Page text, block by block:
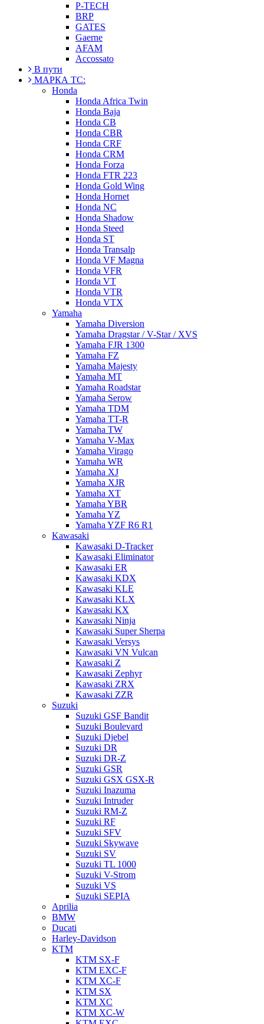
P-TECH
BRP
GATES
Gaerne
AFAM
Accossato
В пути
МАРКА ТС:
Honda
Honda Africa Twin
Honda Baja
Honda CB
Honda CBR
Honda CRF
Honda CRM
Honda Forza
Honda FTR 223
Honda Gold Wing
Honda Hornet
Honda NC
Honda Shadow
Honda Steed
Honda ST
Honda Transalp
Honda VF Magna
Honda VFR
Honda VT
Honda VTR
Honda VTX
Yamaha
Yamaha Diversion
Yamaha Dragstar / V-Star / XVS
Yamaha FJR 1300
Yamaha FZ
Yamaha Majesty
Yamaha MT
Yamaha Roadstar
Yamaha Serow
Yamaha TDM
Yamaha TT-R
Yamaha TW
Yamaha V-Max
Yamaha Virago
Yamaha WR
Yamaha XJ
Yamaha XJR
Yamaha XT
Yamaha YBR
Yamaha YZ
Yamaha YZF R6 R1
Kawasaki
Kawasaki D-Tracker
Kawasaki Eliminator
Kawasaki ER
Kawasaki KDX
Kawasaki KLE
Kawasaki KLX
Kawasaki KX
Kawasaki Ninja
Kawasaki Super Sherpa
Kawasaki Versys
Kawasaki VN Vulcan
Kawasaki Z
Kawasaki Zephyr
Kawasaki ZRX
Kawasaki ZZR
Suzuki
Suzuki GSF Bandit
Suzuki Boulevard
Suzuki Djebel
Suzuki DR
Suzuki DR-Z
Suzuki GSR
Suzuki GSX GSX-R
Suzuki Inazuma
Suzuki Intruder
Suzuki RM-Z
Suzuki RF
Suzuki SFV
Suzuki Skywave
Suzuki SV
Suzuki TL 1000
Suzuki V-Strom
Suzuki VS
Suzuki SEPIA
Aprilia
BMW
Ducati
Harley-Davidson
KTM
KTM SX-F
KTM EXC-F
KTM XC-F
KTM SX
KTM XC
KTM XC-W